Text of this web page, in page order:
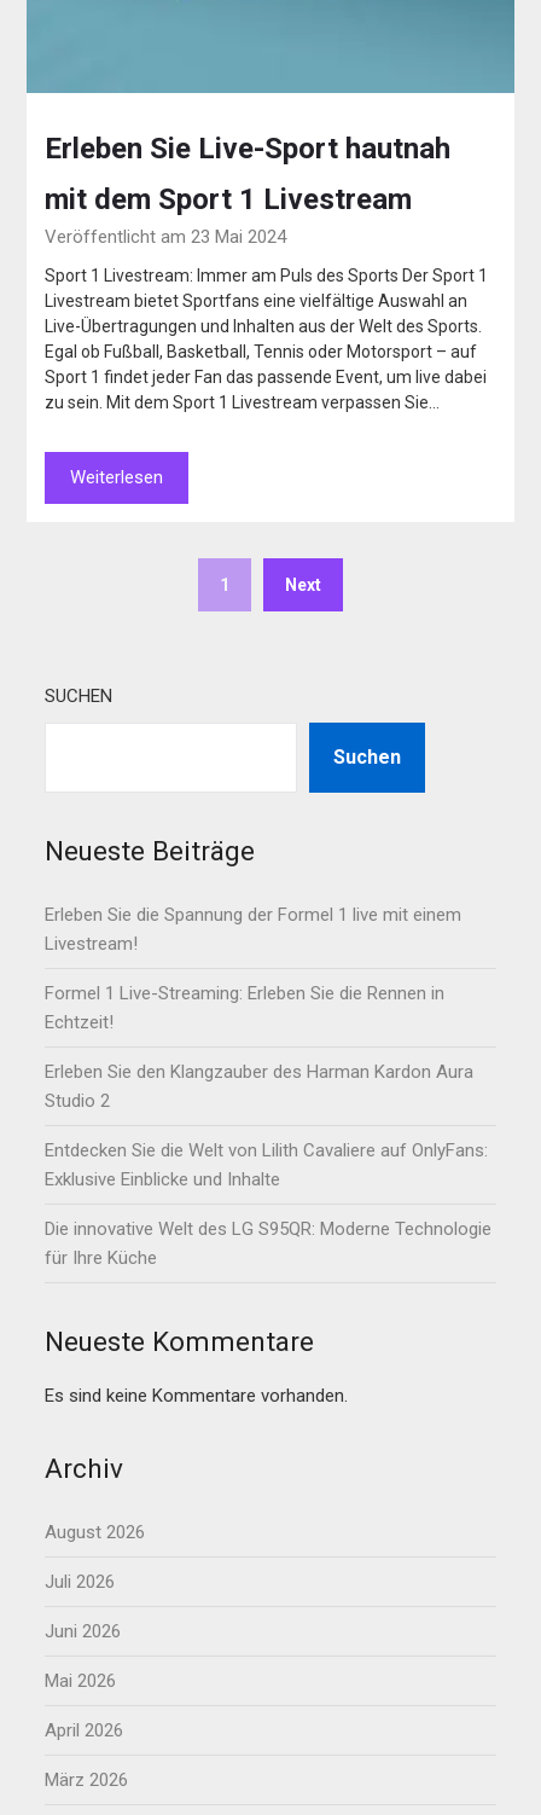
Erleben Sie Live-Sport hautnah
mit dem Sport 1 Livestream
Veröffentlicht am 23 Mai 2024
Sport 1 Livestream: Immer am Puls des Sports Der Sport 1
Livestream bietet Sportfans eine vielfältige Auswahl an
Live-Übertragungen und Inhalten aus der Welt des Sports.
Egal ob Fußball, Basketball, Tennis oder Motorsport – auf
Sport 1 findet jeder Fan das passende Event, um live dabei
zu sein. Mit dem Sport 1 Livestream verpassen Sie…
Weiterlesen
1 Next
SUCHEN
Suchen
Neueste Beiträge
Erleben Sie die Spannung der Formel 1 live mit einem
Livestream!
Formel 1 Live-Streaming: Erleben Sie die Rennen in
Echtzeit!
Erleben Sie den Klangzauber des Harman Kardon Aura
Studio 2
Entdecken Sie die Welt von Lilith Cavaliere auf OnlyFans:
Exklusive Einblicke und Inhalte
Die innovative Welt des LG S95QR: Moderne Technologie
für Ihre Küche
Neueste Kommentare
Es sind keine Kommentare vorhanden.
Archiv
August 2026
Juli 2026
Juni 2026
Mai 2026
April 2026
März 2026